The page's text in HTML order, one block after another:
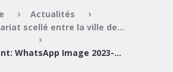
Actualités
scellé entre la ville de...
Attachment: WhatsApp Image 2023-02-08 at...